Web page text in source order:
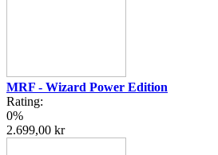
MRF - Wizard Power Edition
Rating:
0%
2.699,00 kr